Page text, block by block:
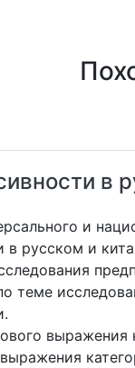
в
и
в русском и
теме
выражения